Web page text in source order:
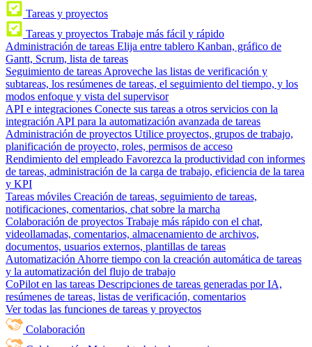
Tareas y proyectos
Tareas y proyectos Trabaje más fácil y rápido
Administración de tareas Elija entre tablero Kanban, gráfico de
Gantt, Scrum, lista de tareas
Seguimiento de tareas Aproveche las listas de verificación y
subtareas, los resúmenes de tareas, el seguimiento del tiempo, y los
modos enfoque y vista del supervisor
API e integraciones Conecte sus tareas a otros servicios con la
integración API para la automatización avanzada de tareas
Administración de proyectos Utilice proyectos, grupos de trabajo,
planificación de proyecto, roles, permisos de acceso
Rendimiento del empleado Favorezca la productividad con informes
de tareas, administración de la carga de trabajo, eficiencia de la tarea
y KPI
Tareas móviles Creación de tareas, seguimiento de tareas,
notificaciones, comentarios, chat sobre la marcha
Colaboración de proyectos Trabaje más rápido con el chat,
videollamadas, comentarios, almacenamiento de archivos,
documentos, usuarios externos, plantillas de tareas
Automatización Ahorre tiempo con la creación automática de tareas
y la automatización del flujo de trabajo
CoPilot en las tareas Descripciones de tareas generadas por IA,
resúmenes de tareas, listas de verificación, comentarios
Ver todas las funciones de tareas y proyectos
Colaboración